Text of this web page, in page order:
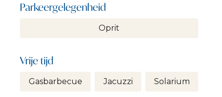
Parkeergelegenheid
Oprit
Vrije tijd
Gasbarbecue Jacuzzi Solarium